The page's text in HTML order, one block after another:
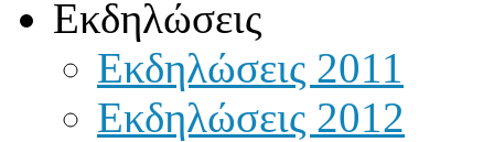
Εκδηλώσεις
Εκδηλώσεις 2011
Εκδηλώσεις 2012